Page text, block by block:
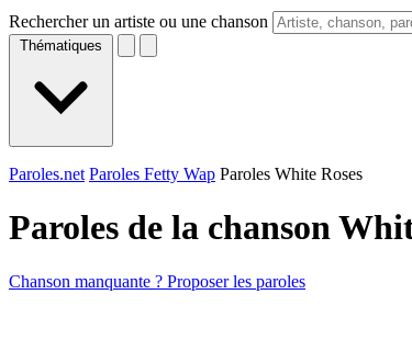
Rechercher un artiste ou une chanson
Thématiques
Paroles.net Paroles Fetty Wap Paroles White Roses
Paroles de la chanson
Chanson manquante ? Proposer les paroles